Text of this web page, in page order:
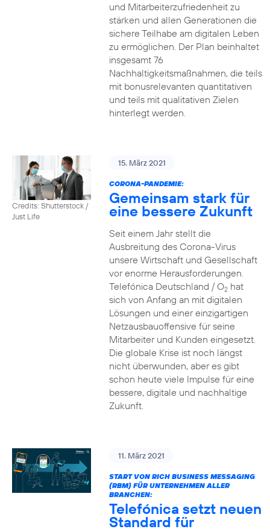
und Mitarbeiterzufriedenheit zu
stärken und allen Generationen die
sichere Teilhabe am digitalen Leben
zu ermöglichen. Der Plan beinhaltet
insgesamt 76
Nachhaltigkeitsmaßnahmen, die teils
mit bonusrelevanten quantitativen
und teils mit qualitativen Zielen
hinterlegt werden.
Credits: Shutterstock /
Just Life
15. März 2021
CORONA-PANDEMIE:
Gemeinsam stark für
eine bessere Zukunft
Seit einem Jahr stellt die
Ausbreitung des Corona-Virus
unsere Wirtschaft und Gesellschaft
vor enorme Herausforderungen.
Telefónica Deutschland / O2hat
sich von Anfang an mit digitalen
Lösungen und einer einzigartigen
Netzausbauoffensive für seine
Mitarbeiter und Kunden eingesetzt.
Die globale Krise ist noch längst
nicht überwunden, aber es gibt
schon heute viele Impulse für eine
bessere, digitale und nachhaltige
Zukunft.
11. März 2021
START VON RICH BUSINESS MESSAGING
(RBM) FÜR UNTERNEHMEN ALLER
BRANCHEN:
Telefónica setzt neuen
Standard für